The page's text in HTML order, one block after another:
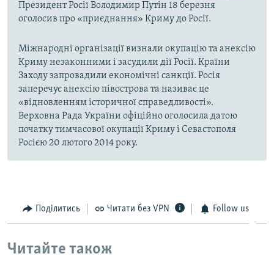
Президент Росії Володимир Путін 18 березня
оголосив про «приєднання» Криму до Росії.
Міжнародні організації визнали окупацію та анексію
Криму незаконними і засудили дії Росії. Країни
Заходу запровадили економічні санкції. Росія
заперечує анексію півострова та називає це
«відновленням історичної справедливості».
Верховна Рада України офіційно оголосила датою
початку тимчасової окупації Криму і Севастополя
Росією 20 лютого 2014 року.
Поділитись Читати без VPN Follow us
Читайте також